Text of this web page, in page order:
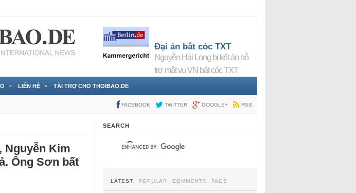
Đại án bắt cóc TXT
Nguyễn Hải Long bị kết án hỗ
trợ mật vụ VN bắt cóc TXT
LIÊN HỆ TÀI TRỢ CHO THOIBAO.DE
FACEBOOK TWITTER GOOGLE+ RSS
Nguyễn Kim
Ông Sơn bất
SEARCH
LATEST POPULAR COMMENTS TAGS